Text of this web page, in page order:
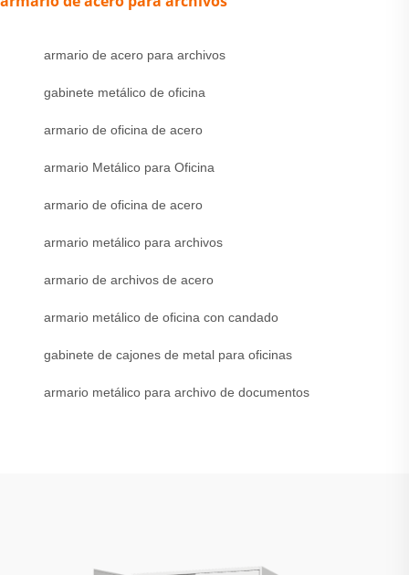
armario de acero para archivos
gabinete metálico de oficina
armario de oficina de acero
armario Metálico para Oficina
armario de oficina de acero
armario metálico para archivos
armario de archivos de acero
armario metálico de oficina con candado
gabinete de cajones de metal para oficinas
armario metálico para archivo de documentos